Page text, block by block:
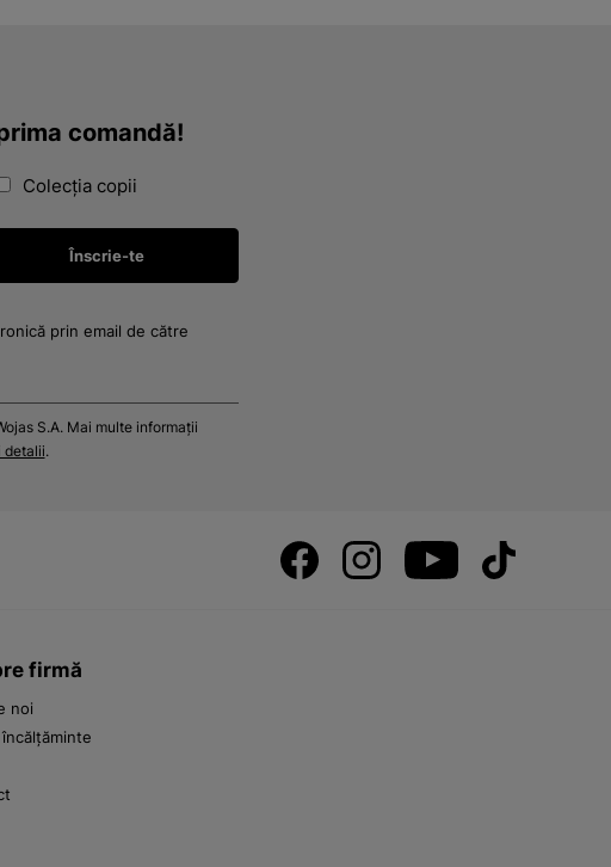
comandă!
Colecția copii
prin email de către
S.A. Mai multe informații
detalii.
firmă
noi